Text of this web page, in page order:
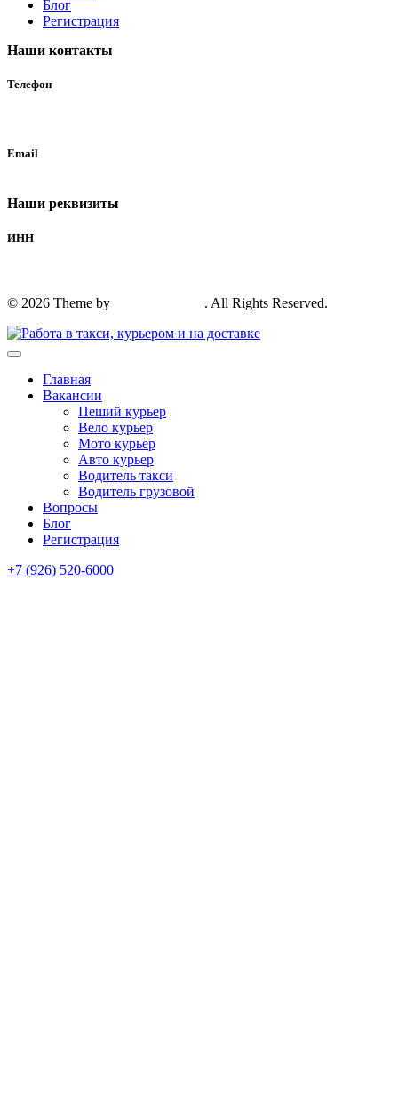
Блог
Регистрация
Наши контакты
Телефон
Email
Наши реквизиты
ИНН
© 2026 Theme by
. All Rights Reserved.
Главная
Вакансии
Пеший курьер
Вело курьер
Мото курьер
Авто курьер
Водитель такси
Водитель грузовой
Вопросы
Блог
Регистрация
+7 (926) 520-6000